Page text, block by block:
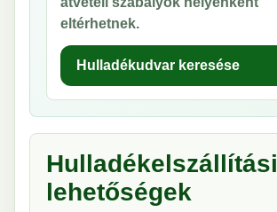
eltérhetnek.
Hulladékudvar keresése
Hulladékelszállítási
lehetőségek